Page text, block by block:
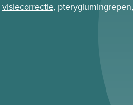
visiecorrectie, pterygiumingrepen,